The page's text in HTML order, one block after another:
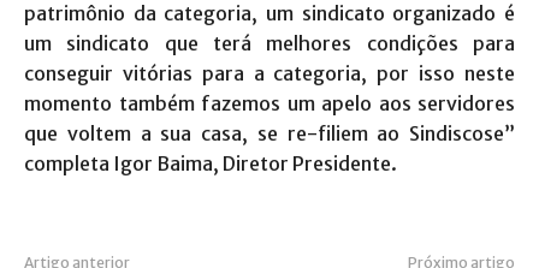
patrimônio da categoria, um sindicato organizado é
um sindicato que terá melhores condições para
conseguir vitórias para a categoria, por isso neste
momento também fazemos um apelo aos servidores
que voltem a sua casa, se re-filiem ao Sindiscose”
completa Igor Baima, Diretor Presidente.
Artigo anterior Próximo artigo